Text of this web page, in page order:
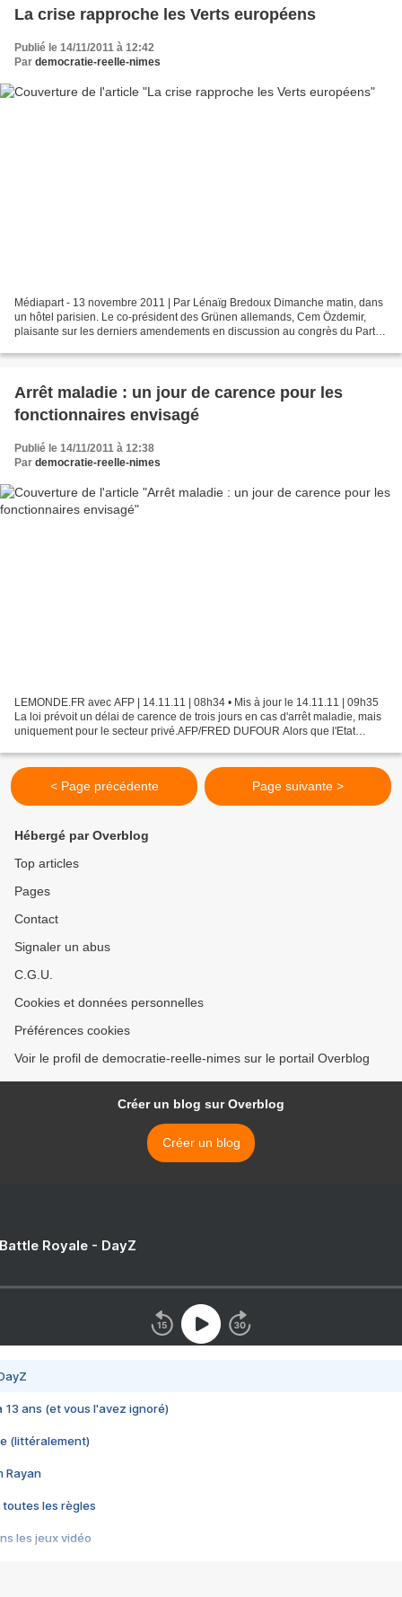
La crise rapproche les Verts européens
Publié le 14/11/2011 à 12:42
Par democratie-reelle-nimes
Médiapart - 13 novembre 2011 | Par Lénaïg Bredoux Dimanche matin, dans
un hôtel parisien. Le co-président des Grünen allemands, Cem Özdemir,
plaisante sur les derniers amendements en discussion au congrès du Parti
Arrêt maladie : un jour de carence pour les
fonctionnaires envisagé
Publié le 14/11/2011 à 12:38
Par democratie-reelle-nimes
LEMONDE.FR avec AFP | 14.11.11 | 08h34 • Mis à jour le 14.11.11 | 09h35
La loi prévoit un délai de carence de trois jours en cas d'arrêt maladie, mais
uniquement pour le secteur privé.AFP/FRED DUFOUR Alors que l'Etat
< Page précédente Page suivante >
Hébergé par Overblog
Top articles
Pages
Contact
Signaler un abus
C.G.U.
Cookies et données personnelles
Préférences cookies
Voir le profil de democratie-reelle-nimes sur le portail Overblog
Créer un blog sur Overblog
Créer un blog
Royale - DayZ
13 ans (et vous l'avez ignoré)
(littéralement)
Rayan
toutes les règles
les jeux vidéo